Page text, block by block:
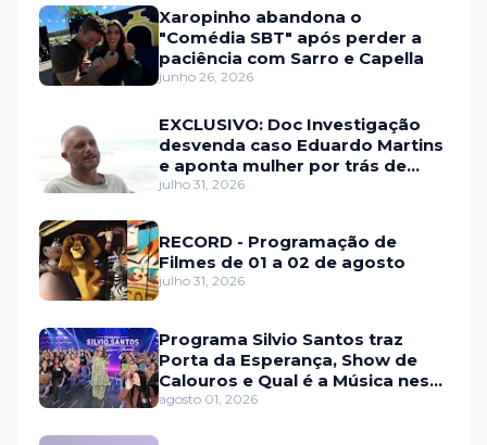
Xaropinho abandona o
"Comédia SBT" após perder a
paciência com Sarro e Capella
junho 26, 2026
EXCLUSIVO: Doc Investigação
desvenda caso Eduardo Martins
e aponta mulher por trás de
fraude internacional
julho 31, 2026
RECORD - Programação de
Filmes de 01 a 02 de agosto
julho 31, 2026
Programa Silvio Santos traz
Porta da Esperança, Show de
Calouros e Qual é a Música neste
domingo (2)
agosto 01, 2026